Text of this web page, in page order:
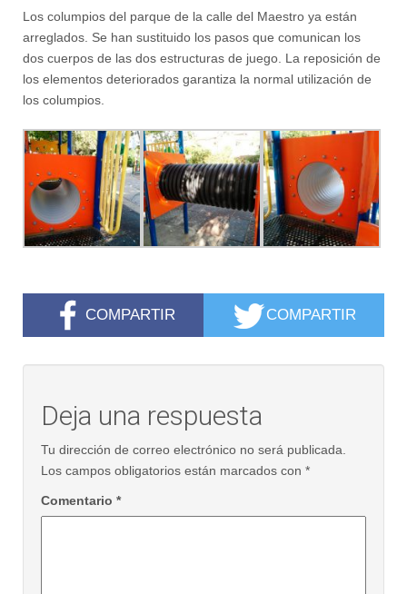
Los columpios del parque de la calle del Maestro ya están
arreglados. Se han sustituido los pasos que comunican los
dos cuerpos de las dos estructuras de juego. La reposición de
los elementos deteriorados garantiza la normal utilización de
los columpios.
COMPARTIR COMPARTIR
Deja una respuesta
Tu dirección de correo electrónico no será publicada.
Los campos obligatorios están marcados con *
Comentario *